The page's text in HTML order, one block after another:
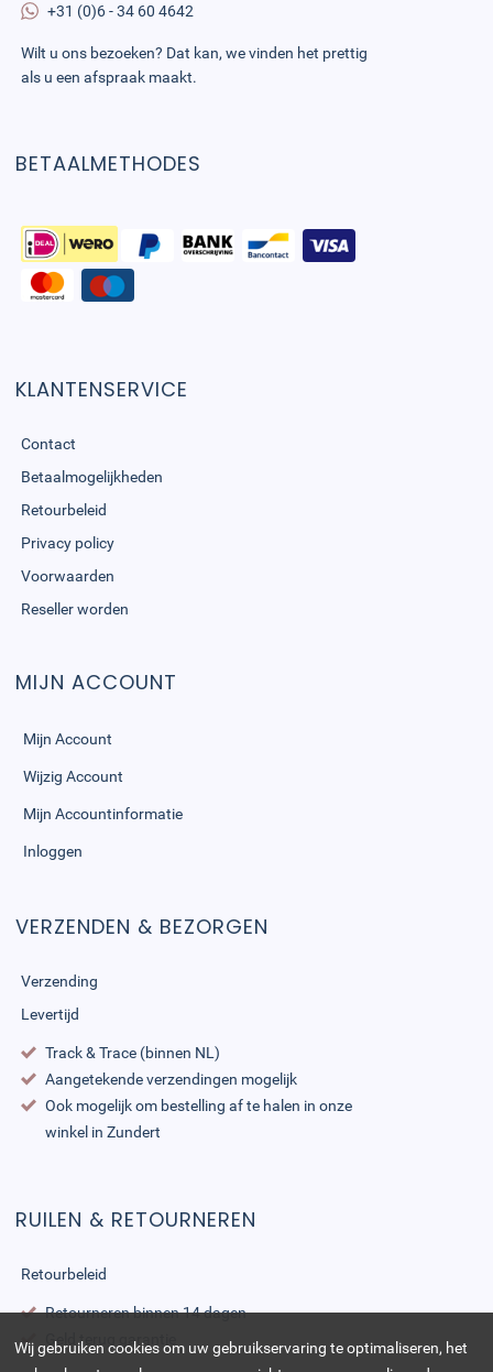
+31 (0)6 - 34 60 4642
Wilt u ons bezoeken? Dat kan, we vinden het prettig
als u een afspraak maakt.
BETAALMETHODES
KLANTENSERVICE
Contact
Betaalmogelijkheden
Retourbeleid
Privacy policy
Voorwaarden
Reseller worden
MIJN ACCOUNT
Mijn Account
Wijzig Account
Mijn Accountinformatie
Inloggen
VERZENDEN & BEZORGEN
Verzending
Levertijd
Track & Trace (binnen NL)
Aangetekende verzendingen mogelijk
Ook mogelijk om bestelling af te halen in onze
winkel in Zundert
RUILEN & RETOURNEREN
Retourbeleid
Retourneren binnen 14 dagen
Geld terug garantie
Wij gebruiken cookies om uw gebruikservaring te optimaliseren, het